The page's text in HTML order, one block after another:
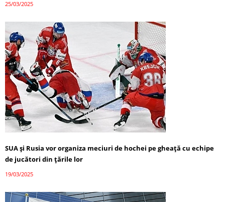
25/03/2025
SUA și Rusia vor organiza meciuri de hochei pe gheață cu echipe
de jucători din țările lor
19/03/2025